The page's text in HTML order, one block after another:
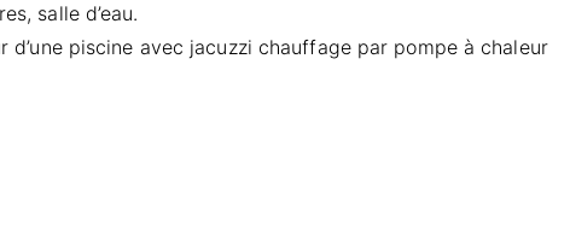
salle d’eau.
d’une piscine avec jacuzzi chauffage par pompe à chaleur